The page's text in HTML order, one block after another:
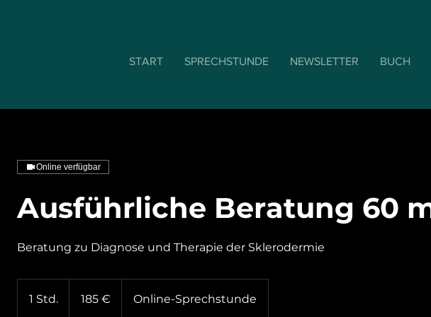
START SPRECHSTUNDE NEWSLETTER BUCH
Online verfügbar
Ausführliche Beratung 60
Beratung zu Diagnose und Therapie der Sklerodermie
1 Std. 185 € Online-Sprechstunde